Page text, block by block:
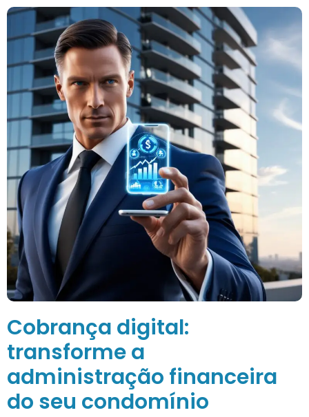
Cobrança digital:
transforme a
administração financeira
do seu condomínio